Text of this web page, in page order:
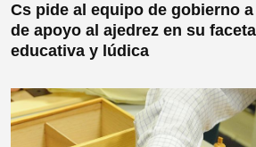
Cs pide al equipo de gobierno
de apoyo al ajedrez en su
educativa y lúdica